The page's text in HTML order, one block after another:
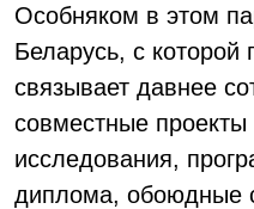
Особняком в этом
Беларусь, с которой
связывает давнее
совместные
исследования,
диплома, обоюдные